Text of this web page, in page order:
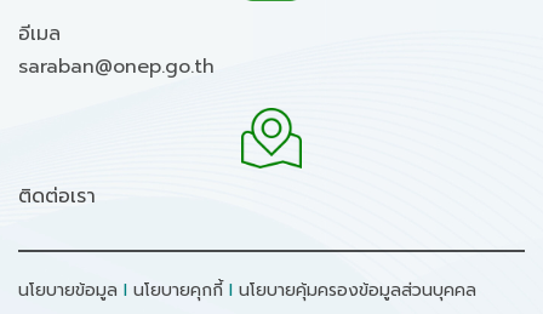
อีเมล
saraban@onep.go.th
ติดต่อเรา
นโยบายข้อมูล I นโยบายคุกกี้ I นโยบายคุ้มครองข้อมูลส่วนบุคคล